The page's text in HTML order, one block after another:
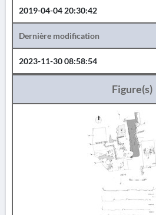
2019-04-04 20:30:42
Dernière modification
2023-11-30 08:58:54
Figure(s)